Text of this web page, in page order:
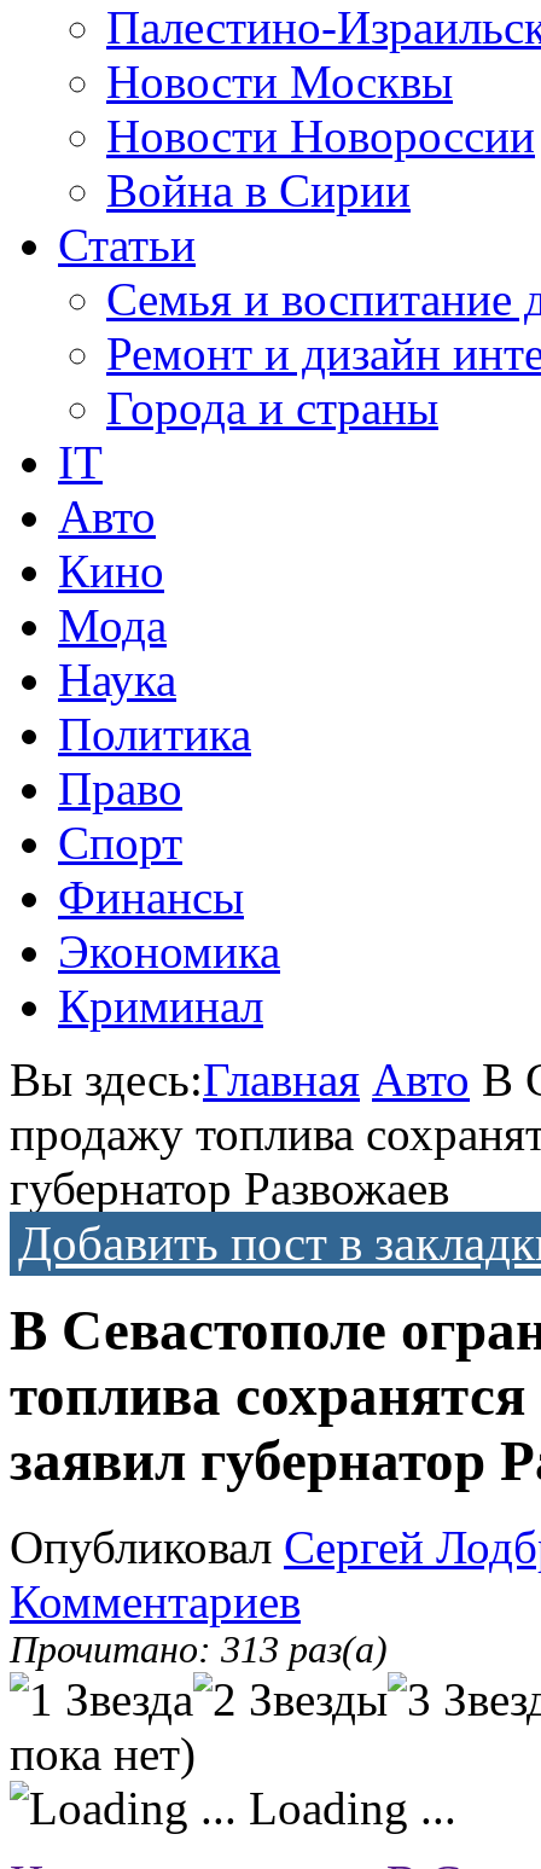
Палестино-
Новости Москвы
Новости Новороссии
Война в Сирии
Статьи
Семья и воспитание
Ремонт и дизайн
Города и страны
IT
Авто
Кино
Мода
Наука
Политика
Право
Спорт
Финансы
Экономика
Криминал
Вы здесь:Главная Авто В
продажу топлива
губернатор Развожаев
Добавить пост в
В Севастополе
топлива
заявил губернатор
Опубликовал Сергей
Комментариев
Прочитано: 313 раз(а)
пока нет)
Loading ...